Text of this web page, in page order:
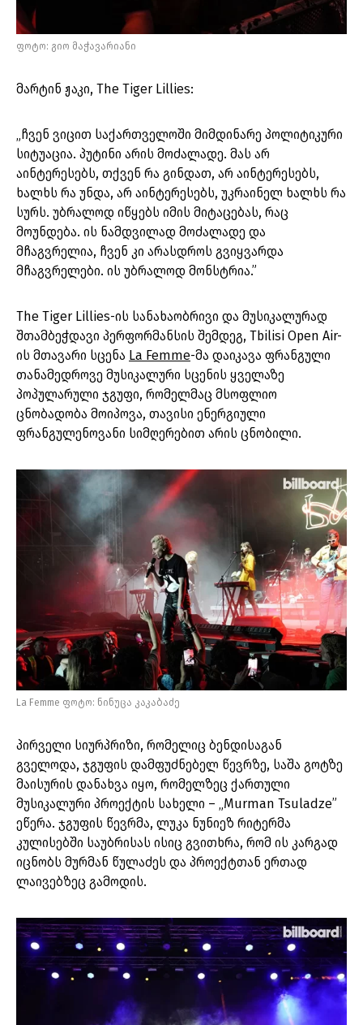
ფოტო: გიო მაჭავარიანი
მარტინ ჟაკი, The Tiger Lillies:
„ჩვენ ვიცით საქართველოში მიმდინარე პოლიტიკური
სიტუაცია. პუტინი არის მოძალადე. მას არ
აინტერესებს, თქვენ რა გინდათ, არ აინტერესებს,
ხალხს რა უნდა, არ აინტერესებს, უკრაინელ ხალხს რა
სურს. უბრალოდ იწყებს იმის მიტაცებას, რაც
მოუნდება. ის ნამდვილად მოძალადე და
მჩაგვრელია, ჩვენ კი არასდროს გვიყვარდა
მჩაგვრელები. ის უბრალოდ მონსტრია.”
The Tiger Lillies-ის სანახაობრივი და მუსიკალურად
შთამბეჭდავი პერფორმანსის შემდეგ, Tbilisi Open Air-
ის მთავარი სცენა La Femme-მა დაიკავა ფრანგული
თანამედროვე მუსიკალური სცენის ყველაზე
პოპულარული ჯგუფი, რომელმაც მსოფლიო
ცნობადობა მოიპოვა, თავისი ენერგიული
ფრანგულენოვანი სიმღერებით არის ცნობილი.
La Femme ფოტო: ნინუცა კაკაბაძე
პირველი სიურპრიზი, რომელიც ბენდისაგან
გველოდა, ჯგუფის დამფუძნებელ წევრზე, საშა გოტზე
მაისურის დანახვა იყო, რომელზეც ქართული
მუსიკალური პროექტის სახელი – „Murman Tsuladze”
ეწერა. ჯგუფის წევრმა, ლუკა ნუნიეზ რიტერმა
კულისებში საუბრისას ისიც გვითხრა, რომ ის კარგად
იცნობს მურმან წულაძეს და პროექტთან ერთად
ლაივებზეც გამოდის.